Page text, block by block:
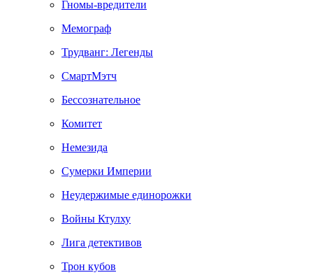
Гномы-вредители
Мемограф
Трудванг: Легенды
СмартМэтч
Бессознательное
Комитет
Немезида
Сумерки Империи
Неудержимые единорожки
Войны Ктулху
Лига детективов
Трон кубов